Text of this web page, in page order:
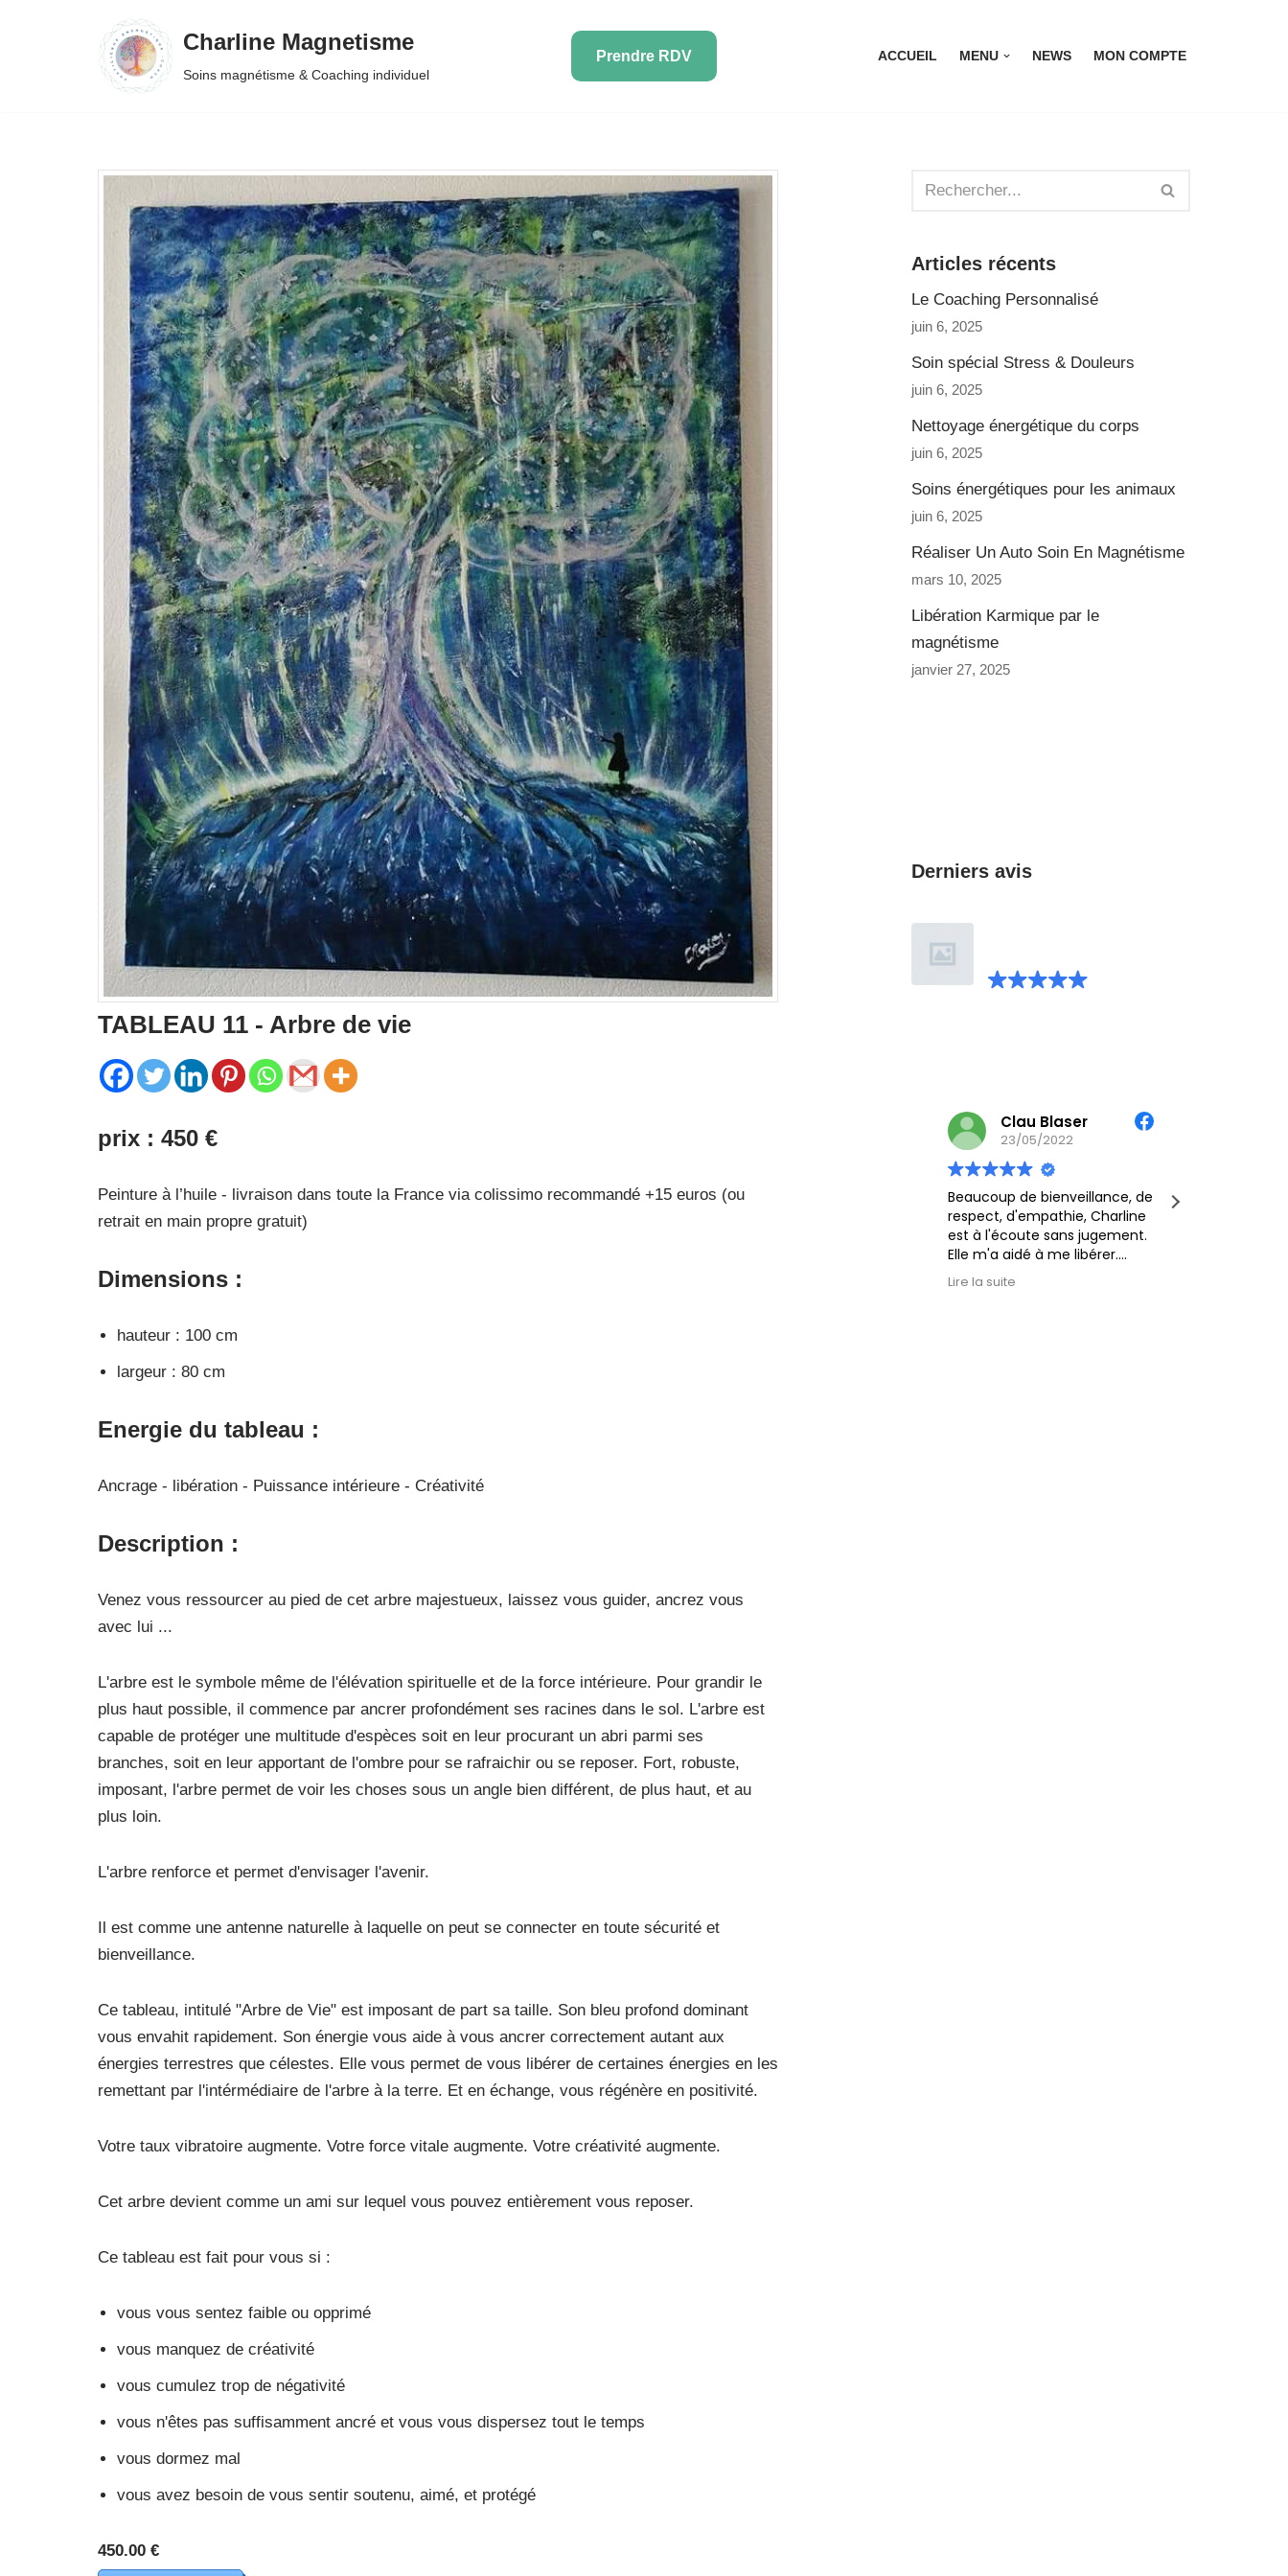
Charline Magnetisme
Soins magnétisme & Coaching individuel
Prendre RDV ACCUEIL MENU NEWS MON COMPTE
TABLEAU 11 - Arbre de vie
prix : 450 €
Peinture à l’huile - livraison dans toute la France via colissimo recommandé +15 euros (ou
retrait en main propre gratuit)
Dimensions :
hauteur : 100 cm
largeur : 80 cm
Energie du tableau :
Ancrage - libération - Puissance intérieure - Créativité
Description :
Venez vous ressourcer au pied de cet arbre majestueux, laissez vous guider, ancrez vous
avec lui ...
L'arbre est le symbole même de l'élévation spirituelle et de la force intérieure. Pour grandir le
plus haut possible, il commence par ancrer profondément ses racines dans le sol. L'arbre est
capable de protéger une multitude d'espèces soit en leur procurant un abri parmi ses
branches, soit en leur apportant de l'ombre pour se rafraichir ou se reposer. Fort, robuste,
imposant, l'arbre permet de voir les choses sous un angle bien différent, de plus haut, et au
plus loin.
L'arbre renforce et permet d'envisager l'avenir.
Il est comme une antenne naturelle à laquelle on peut se connecter en toute sécurité et
bienveillance.
Ce tableau, intitulé "Arbre de Vie" est imposant de part sa taille. Son bleu profond dominant
vous envahit rapidement. Son énergie vous aide à vous ancrer correctement autant aux
énergies terrestres que célestes. Elle vous permet de vous libérer de certaines énergies en les
remettant par l'intérmédiaire de l'arbre à la terre. Et en échange, vous régénère en positivité.
Votre taux vibratoire augmente. Votre force vitale augmente. Votre créativité augmente.
Cet arbre devient comme un ami sur lequel vous pouvez entièrement vous reposer.
Ce tableau est fait pour vous si :
vous vous sentez faible ou opprimé
vous manquez de créativité
vous cumulez trop de négativité
vous n'êtes pas suffisamment ancré et vous vous dispersez tout le temps
vous dormez mal
vous avez besoin de vous sentir soutenu, aimé, et protégé
450.00 €
Articles récents
Le Coaching Personnalisé
juin 6, 2025
Soin spécial Stress & Douleurs
juin 6, 2025
Nettoyage énergétique du corps
juin 6, 2025
Soins énergétiques pour les animaux
juin 6, 2025
Réaliser Un Auto Soin En Magnétisme
mars 10, 2025
Libération Karmique par le
magnétisme
janvier 27, 2025
Derniers avis
Clau Blaser
23/05/2022
Beaucoup de bienveillance, de
respect, d'empathie, Charline
est à l'écoute sans jugement.
Elle m'a aidé à me libérer.
un grand merci 💚🙏
Lire la suite